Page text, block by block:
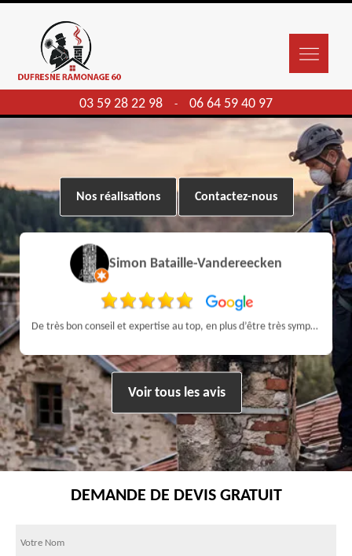
03 59 28 22 98 - 06 64 59 40 97
Nos réalisations Contactez-nous
Simon Bataille-Vandereecken
De très bon conseil et expertise au top, en plus d’être très sympathique, je recommande! Nous avons été bien aidés et renseignés sur quoi faire de notre insert et son entretien futur, merci :)
Voir tous les avis
DEMANDE DE DEVIS GRATUIT